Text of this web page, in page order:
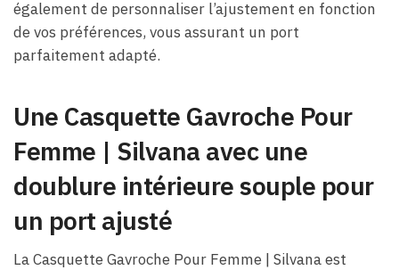
également de personnaliser l’ajustement en fonction
de vos préférences, vous assurant un port
parfaitement adapté.
Une Casquette Gavroche Pour
Femme​ | Silvana avec une
doublure intérieure souple pour
un port ajusté
La Casquette Gavroche Pour Femme​ | Silvana est